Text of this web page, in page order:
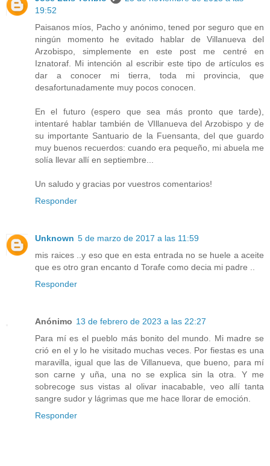
19:52
Paisanos míos, Pacho y anónimo, tened por seguro que en
ningún momento he evitado hablar de Villanueva del
Arzobispo, simplemente en este post me centré en
Iznatoraf. Mi intención al escribir este tipo de artículos es
dar a conocer mi tierra, toda mi provincia, que
desafortunadamente muy pocos conocen.
En el futuro (espero que sea más pronto que tarde),
intentaré hablar también de VIllanueva del Arzobispo y de
su importante Santuario de la Fuensanta, del que guardo
muy buenos recuerdos: cuando era pequeño, mi abuela me
solía llevar allí en septiembre...
Un saludo y gracias por vuestros comentarios!
Responder
Unknown 5 de marzo de 2017 a las 11:59
mis raices ..y eso que en esta entrada no se huele a aceite
que es otro gran encanto d Torafe como decia mi padre ..
Responder
Anónimo 13 de febrero de 2023 a las 22:27
Para mí es el pueblo más bonito del mundo. Mi madre se
crió en el y lo he visitado muchas veces. Por fiestas es una
maravilla, igual que las de Villanueva, que bueno, para mí
son carne y uña, una no se explica sin la otra. Y me
sobrecoge sus vistas al olivar inacabable, veo allí tanta
sangre sudor y lágrimas que me hace llorar de emoción.
Responder